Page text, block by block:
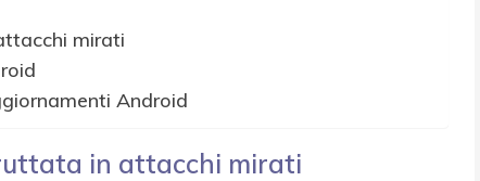
mirati
Android
in attacchi mirati